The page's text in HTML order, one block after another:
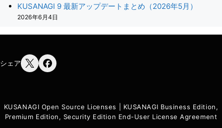
KUSANAGI 9 最新アップデートまとめ（2026年5月）
2026年6月4日
シェア
KUSANAGI Open Source Licenses
KUSANAGI Business Edition,
Premium Edition, Security Edition End-User License Agreement